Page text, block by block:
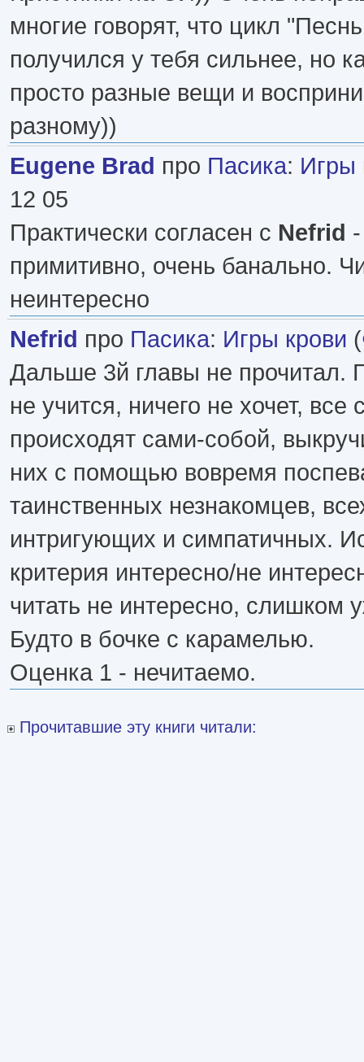
многие говорят, что цикл
получился у тебя сильнее, но
просто разные вещи и
разному))
Eugene Brad про Пасика: Игры
12 05
Практически согласен с Nefrid
примитивно, очень банально.
неинтересно
Nefrid про Пасика: Игры крови (
Дальше 3й главы не прочитал.
не учится, ничего не хочет, все
происходят сами-собой,
них с помощью вовремя
таинственных незнакомцев,
интригующих и симпатичных.
критерия интересно/не
читать не интересно, слишком
Будто в бочке с карамелью.
Оценка 1 - нечитаемо.
Прочитавшие эту книги читали: